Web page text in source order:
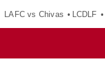
LAFC vs Chivas LCDLF